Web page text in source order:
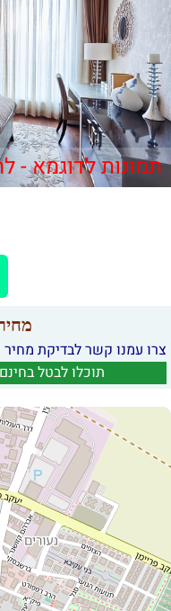
תמונות לדוגמא -
צרו עמנו קשר לבדיקת מחיר
תוכלו לבטל